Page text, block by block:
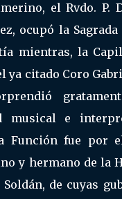
el Rvdo. P.
ocupó la Sagrada
mientras, la
ya citado Coro
musical e
Función fue por
y hermano de la
de cuyas